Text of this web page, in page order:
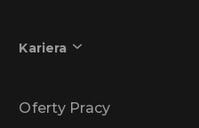
Kariera
Oferty Pracy